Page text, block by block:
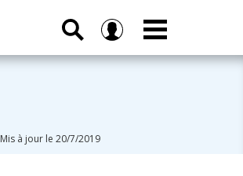
Mis à jour le 20/7/2019